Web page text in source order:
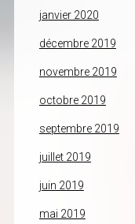
janvier 2020
décembre 2019
novembre 2019
octobre 2019
septembre 2019
juillet 2019
juin 2019
mai 2019